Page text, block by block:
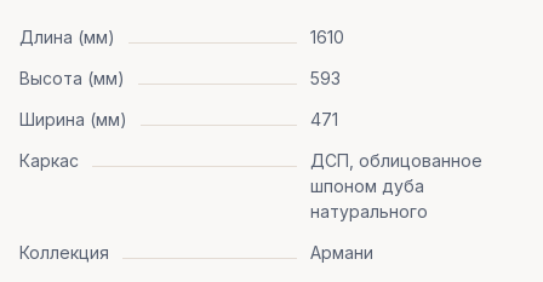
Длина (мм)
1610
Высота (мм)
593
Ширина (мм)
471
Каркас
ДСП, облицованное
шпоном дуба
натурального
Коллекция
Армани